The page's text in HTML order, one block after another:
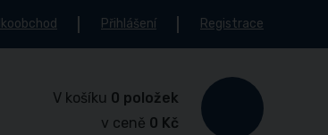
Přihlášení Registrace
V košíku 0 položek
v ceně 0 Kč